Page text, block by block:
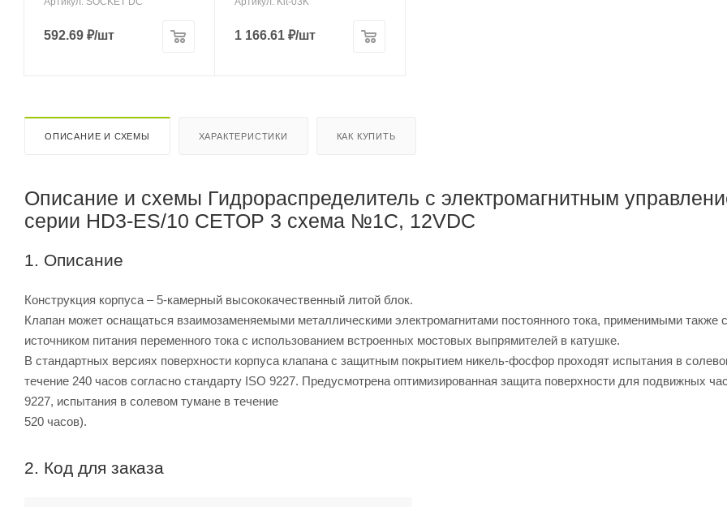
592.69 ₽/шт 1 166.61₽/шт
ОПИСАНИЕ И СХЕМЫ ХАРАКТЕРИСТИКИ КАК КУПИТЬ
Описание и схемы Гидрораспределитель с электромагнитным
серии HD3-ES/10 CETOP 3 схема №1C, 12VDC
1. Описание
Конструкция корпуса – 5-камерный высококачественный литой блок.
Клапан может оснащаться взаимозаменяемыми металлическими электромагнитами постоянного тока, применимыми также с
источником питания переменного тока с использованием встроенных мостовых выпрямителей в катушке.
В стандартных версиях поверхности корпуса клапана с защитным покрытием никель-фосфор проходят испытания в
течение 240 часов согласно стандарту ISO 9227. Предусмотрена оптимизированная защита поверхности для подвижных
9227, испытания в солевом тумане в течение
520 часов).
2. Код для заказа